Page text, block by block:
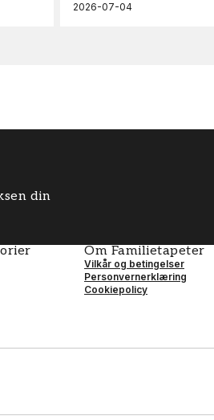
2026-07-04
din
Om Familietapeter
Vilkår og betingelser
Personvernerklæring
Cookiepolicy